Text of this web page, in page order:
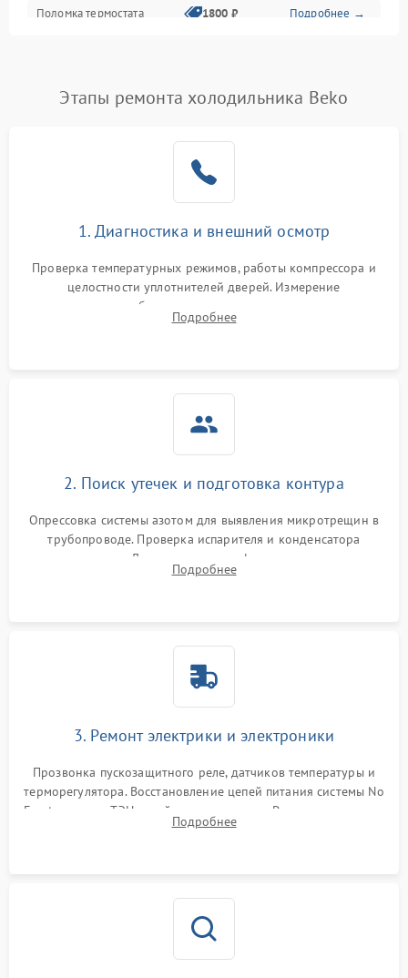
Поломка термостата 1800 ₽ Подробнее →
Поломка системы No Frost 2600 ₽ Подробнее →
работе
2000 ₽ Подробнее →
1000 ₽
1800 ₽
Этапы ремонта холодильника Beko
1. Диагностика и внешний осмотр
Проверка температурных режимов, работы компрессора и
целостности уплотнителей дверей. Измерение
сопротивления обмоток мотора, проверка термостата и
считывание кодов ошибок с электронного дисплея.
Подробнее
2. Поиск утечек и подготовка контура
Опрессовка системы азотом для выявления микротрещин в
трубопроводе. Проверка испарителя и конденсатора
течеискателем. Демонтаж старого фильтра-осушителя и
продувка капиллярной трубки для устранения засоров.
Подробнее
3. Ремонт электрики и электроники
Прозвонка пускозащитного реле, датчиков температуры и
терморегулятора. Восстановление цепей питания системы No
Frost, включая ТЭН оттайки и вентилятор. Ремонт или замена
платы управления при сбоях алгоритмов.
Подробнее